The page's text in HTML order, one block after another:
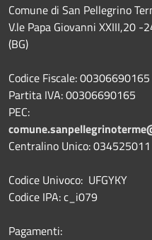
Comune di San Pellegrino
V.le Papa Giovanni XXIII,20 -
(BG)
Codice Fiscale: 00306690165
Partita IVA: 00306690165
PEC:
Centralino Unico: 034525011
Codice Univoco: UFGYKY
Codice IPA: c_i079
Pagamenti: